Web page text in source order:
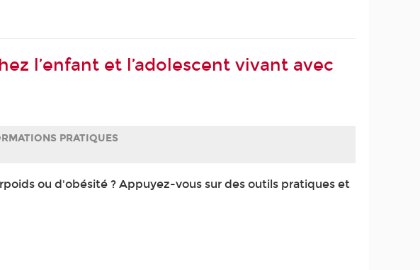
l’enfant et l’adolescent vivant avec
PRATIQUES
ou d'obésité ? Appuyez-vous sur des outils pratiques et